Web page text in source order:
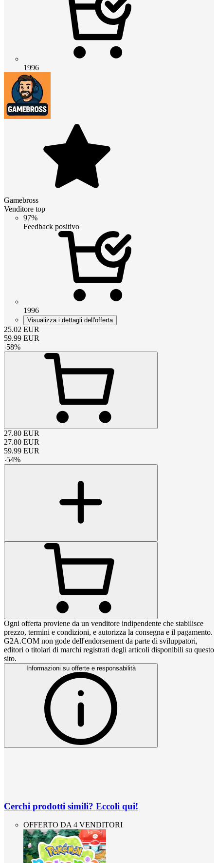
1996
Gamebross
Venditore top
97%
Feedback positivo
1996
Visualizza i dettagli dell'offerta
25.02 EUR
59.99 EUR
-58%
27.80 EUR
27.80 EUR
59.99 EUR
-54%
Ogni offerta proviene da un venditore indipendente che stabilisce
prezzo, termini e condizioni, e autorizza la consegna e il pagamento.
G2A.COM non gode dell'endorsement da parte di sviluppatori,
editori o titolari di marchi registrati degli articoli disponibili su questo
sito.
Informazioni su offerte e responsabilità
Cerchi prodotti simili? Eccoli qui!
OFFERTO DA 4 VENDITORI